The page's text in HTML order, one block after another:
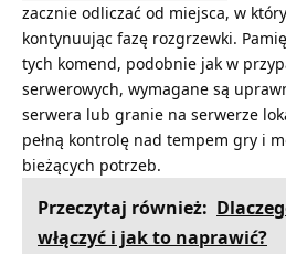
zacznie odliczać od miejsca, w
kontynuując fazę rozgrzewki.
tych komend, podobnie jak w
serwerowych, wymagane są
serwera lub granie na serwerze
pełną kontrolę nad tempem gry i
bieżących potrzeb.
Przeczytaj również:
włączyć i jak to naprawić?